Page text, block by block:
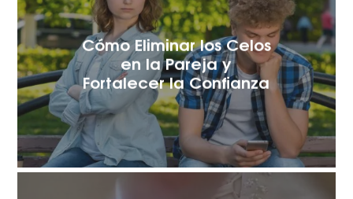
Cómo Eliminar los Celos
en la Pareja y
Fortalecer la Confianza